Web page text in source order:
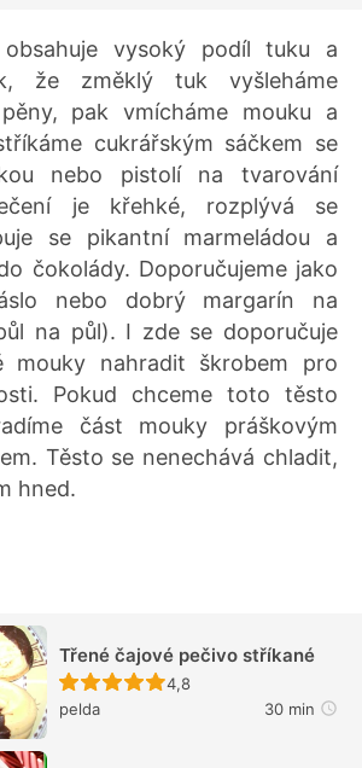
vysoký podíl tuku a
že změklý tuk vyšleháme
pak vmícháme mouku a
cukrářským sáčkem se
nebo pistolí na tvarování
je křehké, rozplývá se
se pikantní marmeládou a
čokolády. Doporučujeme jako
nebo dobrý margarín na
na půl). I zde se doporučuje
mouky nahradit škrobem pro
Pokud chceme toto těsto
část mouky práškovým
Těsto se nenechává chladit,
hned.
Třené čajové pečivo stříkané
Recept ještě nebyl
4,8
pelda
30 min